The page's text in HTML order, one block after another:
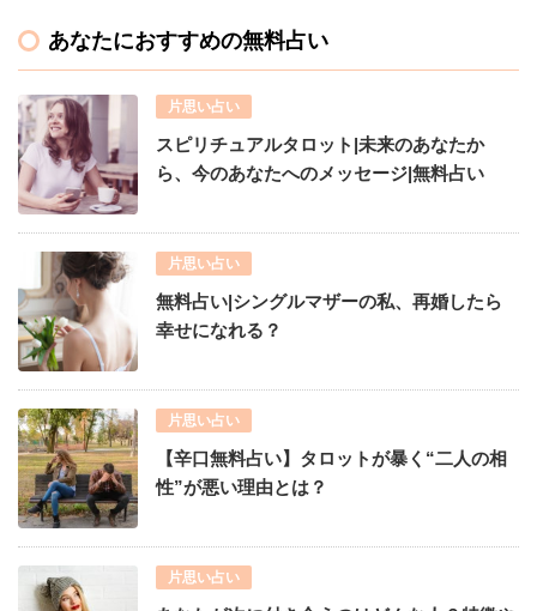
あなたにおすすめの無料占い
片思い占い
スピリチュアルタロット|未来のあなたか
ら、今のあなたへのメッセージ|無料占い
片思い占い
無料占い|シングルマザーの私、再婚したら
幸せになれる？
片思い占い
【辛口無料占い】タロットが暴く“二人の相
性”が悪い理由とは？
片思い占い